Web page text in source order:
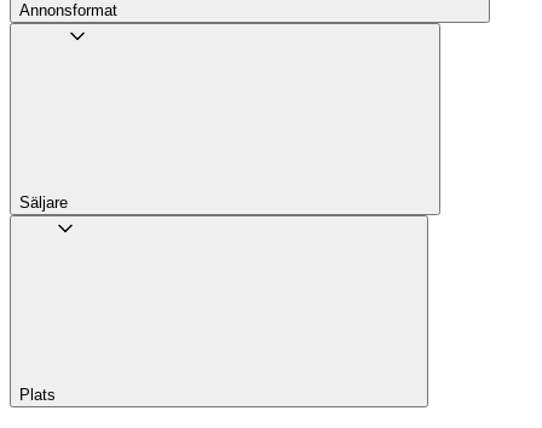
Annons­format
Säljare
Plats